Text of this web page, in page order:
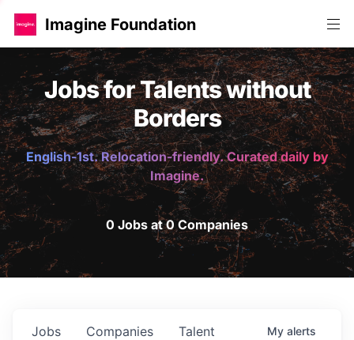
Imagine Foundation
Jobs for Talents without
Borders
English-1st. Relocation-friendly. Curated daily by
Imagine.
0 Jobs at 0 Companies
Jobs Companies Talent My alerts